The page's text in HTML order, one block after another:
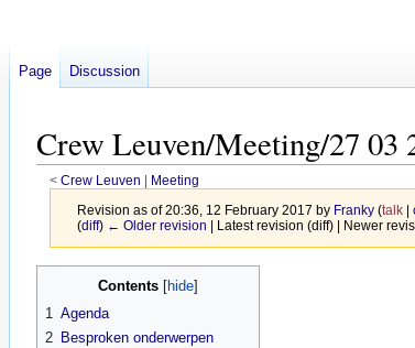
Crew Leuven/Meeting/27 03
< Crew Leuven ‎ | Meeting
Revision as of 20:36, 12 February 2017 by Franky (talk|
(diff) ← Older revision | Latest revision (diff) | Newer
navigation
search
Contents
1 Agenda
2 Besproken onderwerpen
Page Discussion